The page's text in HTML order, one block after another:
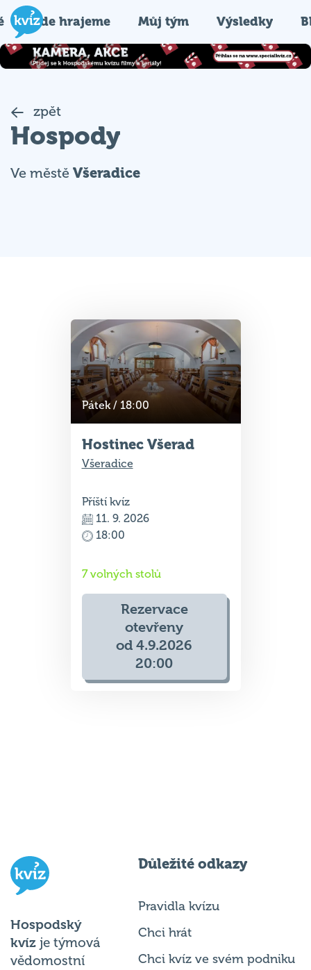
Kde hrajeme Můj tým Výsledky
zpět
Hospody
Ve městě Všeradice
Pátek / 18:00
Hostinec Všerad
Všeradice
Příští kvíz
11. 9. 2026
18:00
7 volných stolů
Rezervace
otevřeny
od 4.9.2026
20:00
Hospodský
kvíz je týmová
vědomostní
Důležité odkazy
Pravidla kvízu
Chci hrát
Chci kvíz ve svém podniku